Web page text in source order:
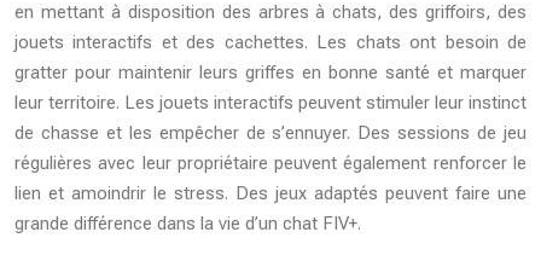
en mettant à disposition des arbres à chats, des griffoirs, des
jouets interactifs et des cachettes. Les chats ont besoin de
gratter pour maintenir leurs griffes en bonne santé et marquer
leur territoire. Les jouets interactifs peuvent stimuler leur instinct
de chasse et les empêcher de s’ennuyer. Des sessions de jeu
régulières avec leur propriétaire peuvent également renforcer le
lien et amoindrir le stress. Des jeux adaptés peuvent faire une
grande différence dans la vie d’un chat FIV+.